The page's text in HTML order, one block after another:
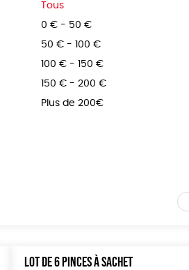
Tous
0 € - 50 €
50 € - 100 €
100 € - 150 €
150 € - 200 €
Plus de 200€
LOT DE 6 PINCES À SACHET